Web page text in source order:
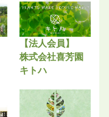
【法人会員】
株式会社喜芳園
キトハ